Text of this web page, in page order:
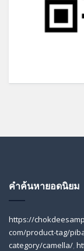
คำค้นหายอดนิยม
https://
com/product-tag/
category/camella/,